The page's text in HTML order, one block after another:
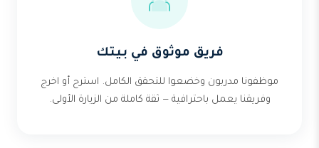
فريق موثوق في بيتك
موظفونا مدربون وخضعوا للتحقق الكامل. استرح أو اخرج
وفريقنا يعمل باحترافية — ثقة كاملة من الزيارة الأولى.